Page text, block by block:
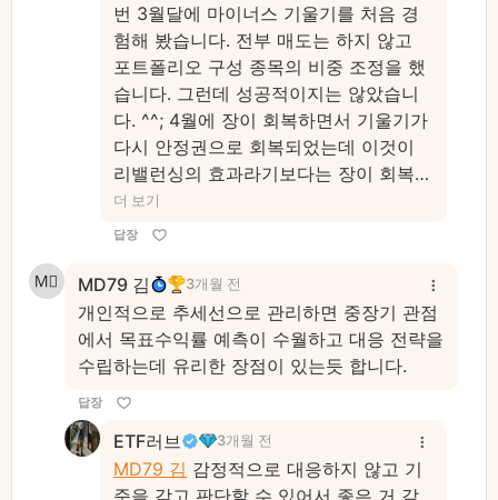
번 3월달에 마이너스 기울기를 처음 경
험해 봤습니다. 전부 매도는 하지 않고
포트폴리오 구성 종목의 비중 조정을 했
습니다. 그런데 성공적이지는 않았습니
다. ^^; 4월에 장이 회복하면서 기울기가
다시 안정권으로 회복되었는데 이것이
리밸런싱의 효과라기보다는 장이 회복하
면서 복구된거라… 계속 공부 중입니다.
더 보기
답장
MD79 김 3개월 전
개인적으로 추세선으로 관리하면 중장기 관점
에서 목표수익률 예측이 수월하고 대응 전략을
수립하는데 유리한 장점이 있는듯 합니다.
답장
ETF러브 3개월 전
MD79 김 감정적으로 대응하지 않고 기